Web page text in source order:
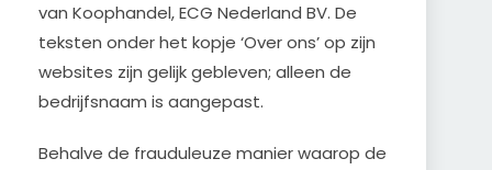
van Koophandel, ECG Nederland BV. De
teksten onder het kopje ‘Over ons’ op zijn
websites zijn gelijk gebleven; alleen de
bedrijfsnaam is aangepast.
Behalve de frauduleuze manier waarop de